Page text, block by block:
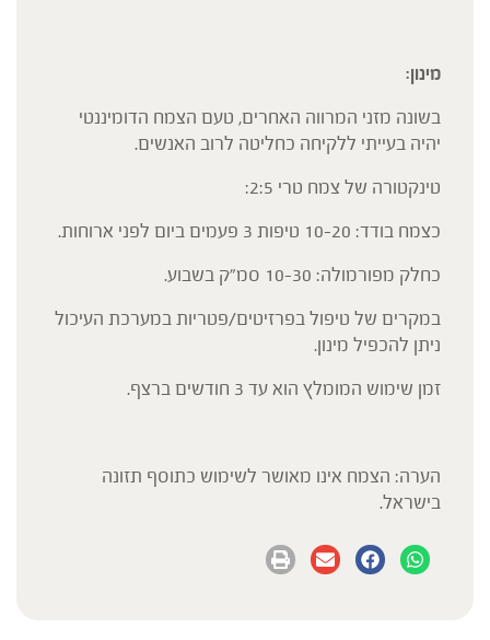
מינון:
בשונה מזני המרווה האחרים, טעם הצמח הדומיננטי
יהיה בעייתי ללקיחה כחליטה לרוב האנשים.
טינקטורה של צמח טרי 2:5:
כצמח בודד: 10-20 טיפות 3 פעמים ביום לפני ארוחות.
כחלק מפורמולה: 10-30 סמ"ק בשבוע.
במקרים של טיפול בפרזיטים/פטריות במערכת העיכול
ניתן להכפיל מינון.
זמן שימוש המומלץ הוא עד 3 חודשים ברצף.
הערה: הצמח אינו מאושר לשימוש כתוסף תזונה
בישראל.